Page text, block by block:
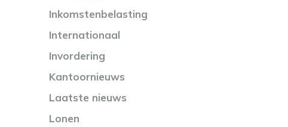
Inkomstenbelasting
Internationaal
Invordering
Kantoornieuws
Laatste nieuws
Lonen